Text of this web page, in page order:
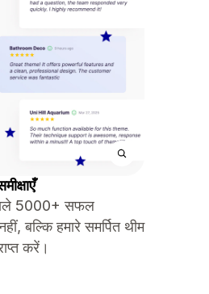
5000+ सफल
बल्कि हमारे समर्पित थीम
करें।